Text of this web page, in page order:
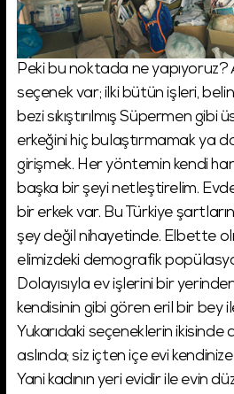
Peki bu noktada ne yapıyoruz?
seçenek var; ilki bütün işleri,
bezi sıkıştırılmış Süpermen gibi
erkeğini hiç bulaştırmamak ya
girişmek. Her yöntemin kendi
başka bir şeyi netleştirelim.
bir erkek var. Bu Türkiye
şey değil nihayetinde. Elbette
elimizdeki demografik
Dolayısıyla ev işlerini bir
kendisinin gibi gören eril bir bey ile
Yukarıdaki seçeneklerin ikisinde
aslında; siz içten içe evi
Yani kadının yeri evidir ile evin